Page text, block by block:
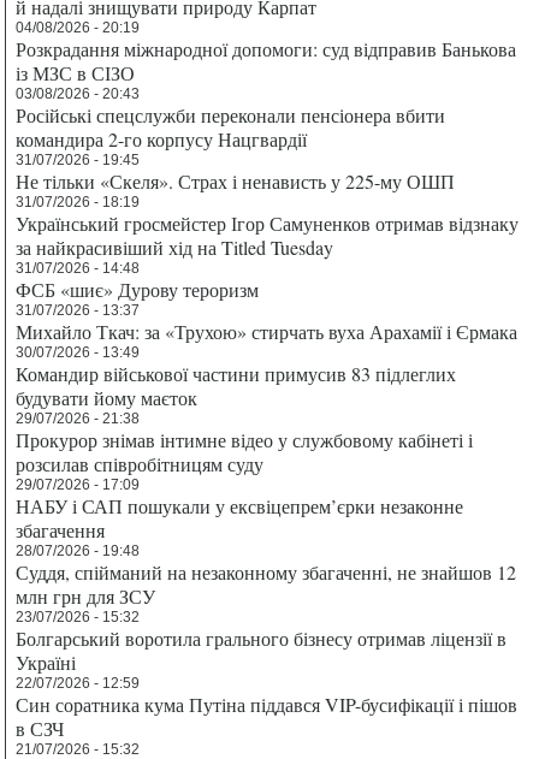
й надалі знищувати природу Карпат
04/08/2026 - 20:19
Розкрадання міжнародної допомоги: суд відправив Банькова
із МЗС в СІЗО
03/08/2026 - 20:43
Російські спецслужби переконали пенсіонера вбити
командира 2-го корпусу Нацгвардії
31/07/2026 - 19:45
Не тільки «Скеля». Страх і ненависть у 225-му ОШП
31/07/2026 - 18:19
Український гросмейстер Ігор Самуненков отримав відзнаку
за найкрасивіший хід на Titled Tuesday
31/07/2026 - 14:48
ФСБ «шиє» Дурову тероризм
31/07/2026 - 13:37
Михайло Ткач: за «Трухою» стирчать вуха Арахамії і Єрмака
30/07/2026 - 13:49
Командир військової частини примусив 83 підлеглих
будувати йому маєток
29/07/2026 - 21:38
Прокурор знімав інтимне відео у службовому кабінеті і
розсилав співробітницям суду
29/07/2026 - 17:09
НАБУ і САП пошукали у ексвіцепрем’єрки незаконне
збагачення
28/07/2026 - 19:48
Суддя, спійманий на незаконному збагаченні, не знайшов 12
млн грн для ЗСУ
23/07/2026 - 15:32
Болгарський воротила грального бізнесу отримав ліцензії в
Україні
22/07/2026 - 12:59
Син соратника кума Путіна піддався VIP-бусифікації і пішов
в СЗЧ
21/07/2026 - 15:32